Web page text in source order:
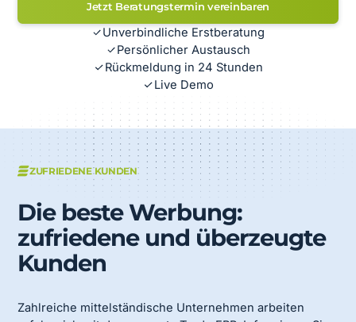
Jetzt Beratungstermin vereinbaren
Unverbindliche Erstberatung
Persönlicher Austausch
Rückmeldung in 24 Stunden
Live Demo
ZUFRIEDENE KUNDEN
Die beste Werbung:
zufriedene und überzeugte
Kunden
Zahlreiche mittelständische Unternehmen arbeiten